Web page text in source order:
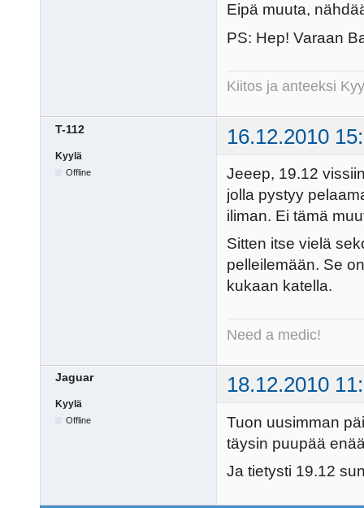
Eipä muuta,
PS: Hep! Varaan
Kiitos ja anteeksi
T-112 16.12.2010
Kyylä
Offline
Jeeep, 19.12
jolla pystyy
iliman. Ei tämä
Sitten itse vielä
pelleilemään. Se
kukaan katella.
Need a medic!
Jaguar 18.12.2010
Kyylä
Offline
Tuon uusimman
täysin puupää
Ja tietysti 19.12